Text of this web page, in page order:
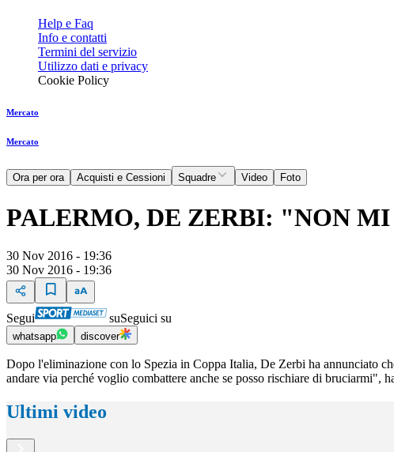
Help e Faq
Info e contatti
Termini del servizio
Utilizzo dati e privacy
Cookie Policy
Mercato
Mercato
Ora per ora Acquisti e Cessioni Squadre Video Foto
PALERMO, DE ZERBI: "NON
30 Nov 2016 - 19:36
30 Nov 2016 - 19:36
Segui suSeguici su
whatsapp discover
Dopo l'eliminazione con lo Spezia in Coppa Italia, De Zerbi ha annunciato
andare via perché voglio combattere anche se posso rischiare di bruciarmi",
Ultimi video